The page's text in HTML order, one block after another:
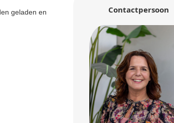
geladen en
Contactpersoon